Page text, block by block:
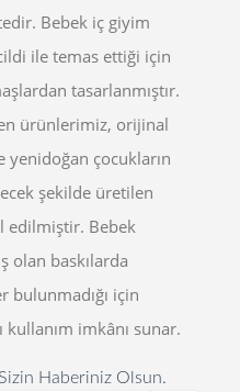
Bebek iç giyim
ile temas ettiği için
tasarlanmıştır.
ürünlerimiz, orijinal
yenidoğan çocukların
şekilde üretilen
edilmiştir. Bebek
olan baskılarda
bulunmadığı için
kullanım imkânı sunar.
Haberiniz Olsun.